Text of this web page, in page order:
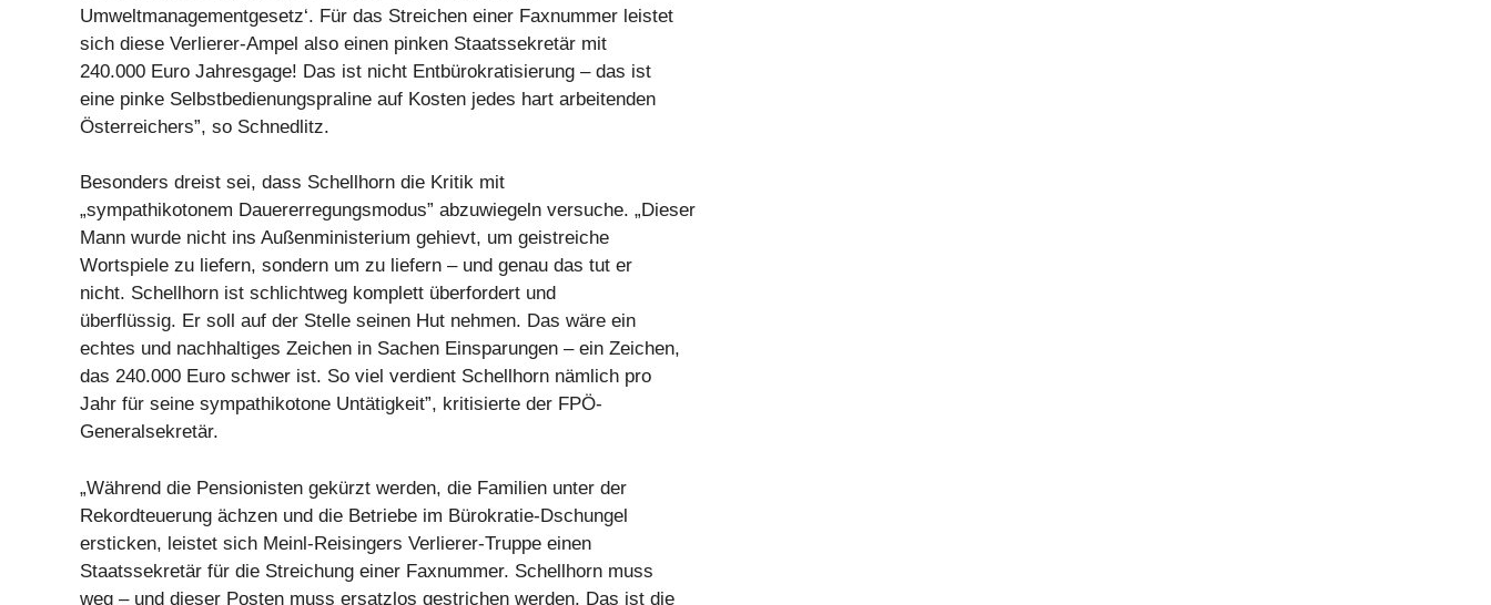
Umweltmanagementgesetz‘. Für das Streichen einer Faxnummer leistet
sich diese Verlierer-Ampel also einen pinken Staatssekretär mit
240.000 Euro Jahresgage! Das ist nicht Entbürokratisierung – das ist
eine pinke Selbstbedienungspraline auf Kosten jedes hart arbeitenden
Österreichers”, so Schnedlitz.
Besonders dreist sei, dass Schellhorn die Kritik mit
„sympathikotonem Dauererregungsmodus” abzuwiegeln versuche. „Dieser
Mann wurde nicht ins Außenministerium gehievt, um geistreiche
Wortspiele zu liefern, sondern um zu liefern – und genau das tut er
nicht. Schellhorn ist schlichtweg komplett überfordert und
überflüssig. Er soll auf der Stelle seinen Hut nehmen. Das wäre ein
echtes und nachhaltiges Zeichen in Sachen Einsparungen – ein Zeichen,
das 240.000 Euro schwer ist. So viel verdient Schellhorn nämlich pro
Jahr für seine sympathikotone Untätigkeit”, kritisierte der FPÖ-
Generalsekretär.
„Während die Pensionisten gekürzt werden, die Familien unter der
Rekordteuerung ächzen und die Betriebe im Bürokratie-Dschungel
ersticken, leistet sich Meinl-Reisingers Verlierer-Truppe einen
Staatssekretär für die Streichung einer Faxnummer. Schellhorn muss
weg – und dieser Posten muss ersatzlos gestrichen werden. Das ist die